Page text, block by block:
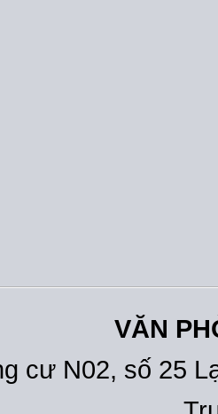
VĂN
cư N02, số 25